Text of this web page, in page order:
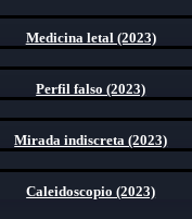
Medicina letal (2023)
Perfil falso (2023)
Mirada indiscreta (2023)
Caleidoscopio (2023)